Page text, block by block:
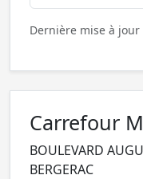
Dernière mise à jour
Carrefour
BOULEVARD
BERGERAC